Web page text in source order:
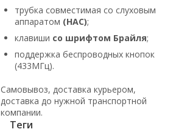
трубка совместимая со слуховым
аппаратом (HAC);
клавиши со шрифтом Брайля;
поддержка беспроводных кнопок
(433МГц).
Самовывоз, доставка курьером,
доставка до нужной транспортной
компании.
Теги